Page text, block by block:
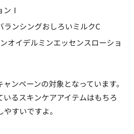
ンⅠ
ランシングおしろいミルクC
オイデルミンエッセンスローショ
ンペーンの対象となっています。
るスキンケアアイテムはもちろ
すいですよ。